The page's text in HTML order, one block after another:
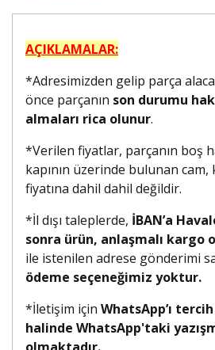
AÇIKLAMALAR:
*Adresimizden gelip parça
önce parçanın son durumu
almaları rica olunur.
*Verilen fiyatlar, parçanın boş
kapının üzerinde bulunan cam,
fiyatına dahil dahil değildir.
*İl dışı taleplerde, İBAN’a
sonra ürün, anlaşmalı kargo
ile istenilen adrese gönderimi
ödeme seçeneğimiz yoktur.
*İletişim için WhatsApp’ı
halinde WhatsApp'taki